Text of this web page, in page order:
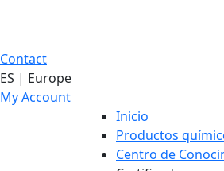
Contact
ES | Europe
My Account
Inicio
Productos
Centro de